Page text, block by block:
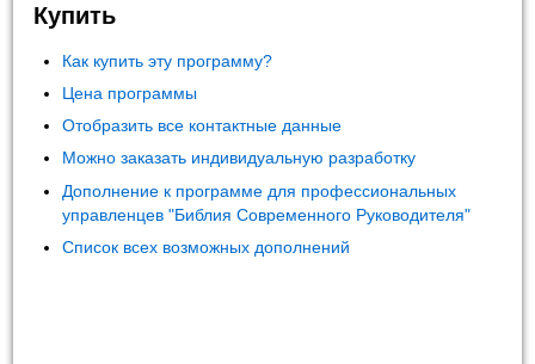
Купить
Как купить эту программу?
Цена программы
Отобразить все контактные данные
Можно заказать индивидуальную разработку
Дополнение к программе для профессиональных
управленцев "Библия Современного Руководителя"
Список всех возможных дополнений